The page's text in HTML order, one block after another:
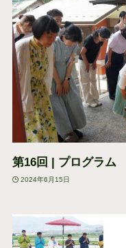
第16回 | プログラム
2024年6月15日